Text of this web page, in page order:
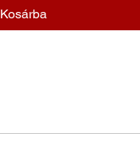
Kosárba